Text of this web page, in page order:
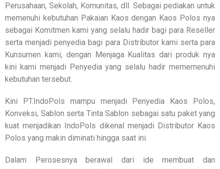
Perusahaan, Sekolah, Komunitas, dll. Sebagai pediakan untuk
memenuhi kebutuhan Pakaian Kaos dengan Kaos Polos nya
sebagai Komitmen kami yang selalu hadir bagi para Reseller
serta menjadi penyedia bagi para Distributor kami serta para
Kunsumen kami, dengan Menjaga Kualitas dari produk nya
kini kami menjadi Penyedia yang selalu hadir mememenuhi
kebutuhan tersebut.
Kini PT.IndoPols mampu menjadi Penyedia Kaos Polos,
Konveksi, Sablon serta Tinta Sablon sebagai satu paket yang
kuat menjadikan IndoPols dikenal menjadi Distributor Kaos
Polos yang makin diminati hingga saat ini.
Dalam Perosesnya berawal dari ide membuat dan